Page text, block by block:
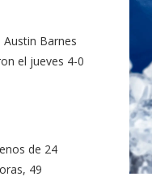
Barnes
el jueves 4-0
de 24
49